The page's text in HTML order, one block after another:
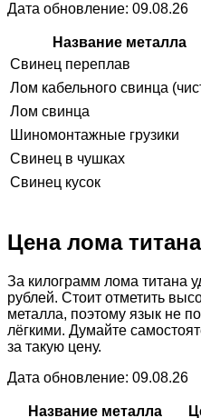
Дата обновление: 09.08.26
Название металла
Свинец переплав
Лом кабельного свинца
Лом свинца
Шиномонтажные грузики
Свинец в чушках
Свинец кусок
Цена лома
За килограмм лома титана
рублей. Стоит отметить
металла, поэтому язык не
лёгкими. Думайте
за такую цену.
Дата обновление: 09.08.26
Название металла